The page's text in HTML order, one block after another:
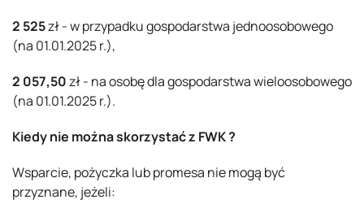
2 525zł - w przypadku gospodarstwa jednoosobowego
(na 01.01.2025 r.),
2 057,50zł - na osobę dla gospodarstwa wieloosobowego
(na 01.01.2025 r.).
Kiedy nie można skorzystać z FWK ?
Wsparcie, pożyczka lub promesa nie mogą być
przyznane, jeżeli: